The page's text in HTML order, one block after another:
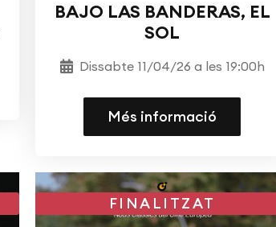
BAJO LAS BANDERAS, EL
SOL
Dissabte 11/04/26 a les 19:00h
Més informació
FINALITZAT